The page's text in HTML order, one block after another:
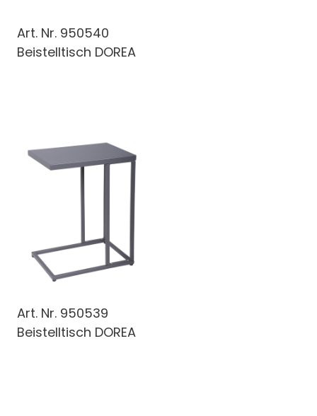
Art. Nr. 950540
Beistelltisch DOREA
Art. Nr. 950539
Beistelltisch DOREA